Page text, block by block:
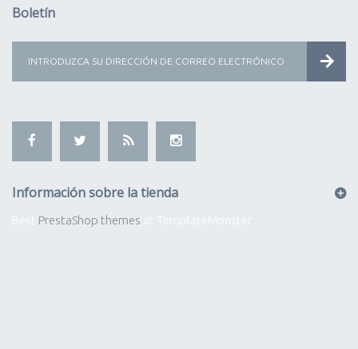
Boletín
Información sobre la tienda
PrestaShop themes